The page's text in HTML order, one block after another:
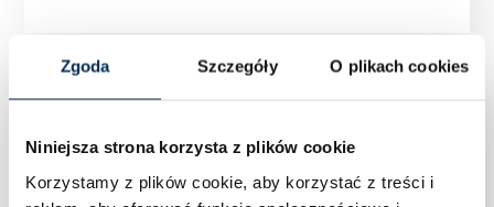
Zgoda Szczegóły O plikach cookies
Niniejsza strona korzysta z plików cookie
Korzystamy z plików cookie, aby korzystać z treści i